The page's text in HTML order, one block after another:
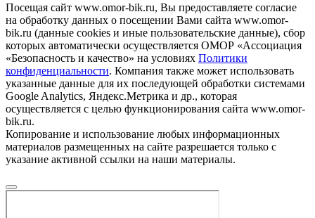
Посещая сайт www.omor-bik.ru, Вы предоставляете согласие
на обработку данных о посещении Вами сайта www.omor-
bik.ru (данные cookies и иные пользовательские данные), сбор
которых автоматически осуществляется ОМОР «Ассоциация
«Безопасность и качество» на условиях Политики
конфиденциальности. Компания также может использовать
указанные данные для их последующей обработки системами
Google Analytics, Яндекс.Метрика и др., которая
осуществляется с целью функционирования сайта www.omor-
bik.ru.
Копирование и использование любых информационных
материалов размещенных на сайте разрешается только с
указание активной ссылки на наши материалы.